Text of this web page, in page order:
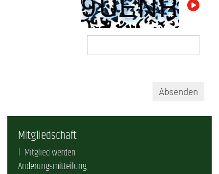
Absenden
Mitgliedschaft
Mitglied werden
Änderungsmitteilung